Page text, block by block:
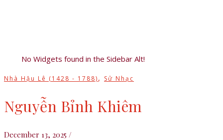
No Widgets found in the Sidebar Alt!
Nhà Hậu Lê (1428 - 1788), Sử Nhạc
Nguyễn Bỉnh Khiêm
December 13, 2025 /